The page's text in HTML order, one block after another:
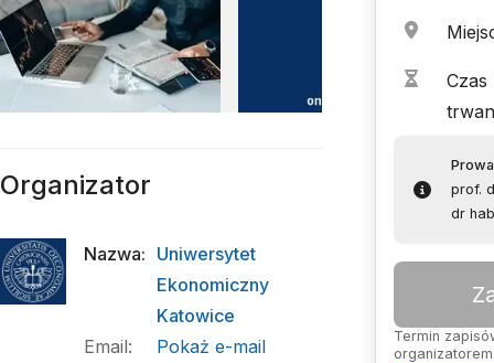
Czas
prof.
dr
Termin
Organizator
Nazwa: Uniwersytet
Ekonomiczny
Katowice
Email:
Pokaż e-mail